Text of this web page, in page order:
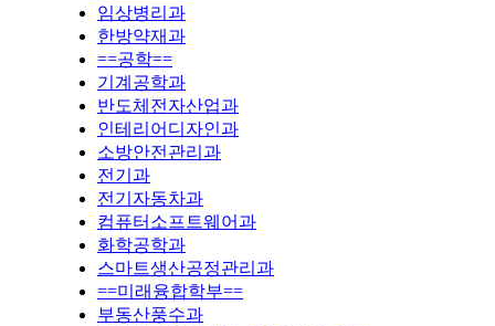
임상병리과
한방약재과
==공학==
기계공학과
반도체전자산업과
인테리어디자인과
소방안전관리과
전기과
전기자동차과
컴퓨터소프트웨어과
화학공학과
스마트생산공정관리과
==미래융합학부==
부동산풍수과